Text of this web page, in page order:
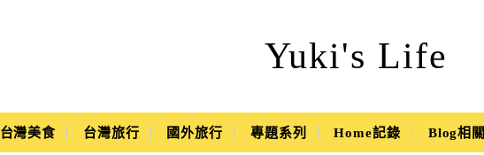
Yuki's Life
台灣美食 台灣旅行 國外旅行 專題系列 Home記錄 Blog相關